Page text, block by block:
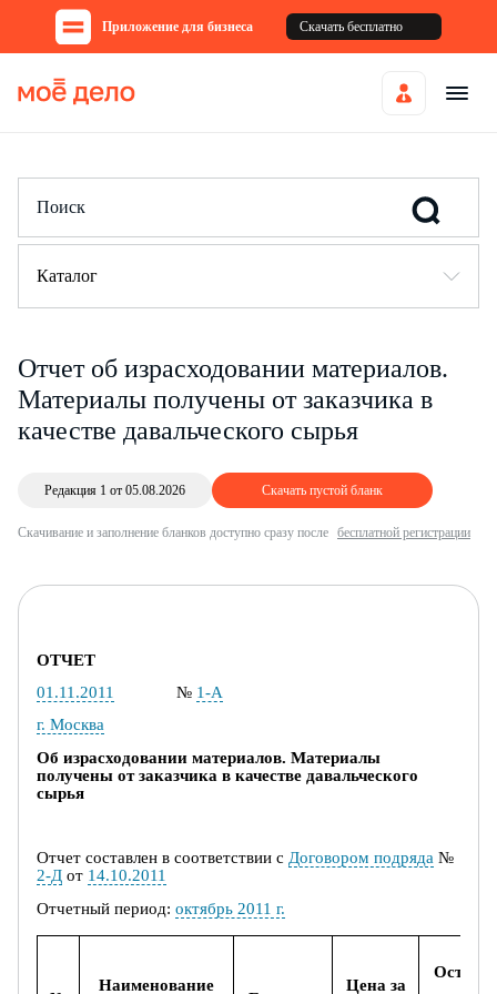
Приложение для бизнеса Скачать бесплатно
Каталог
Отчет об израсходовании материалов.
Материалы получены от заказчика в
качестве давальческого сырья
Редакция 1 от 05.08.2026 Скачать пустой бланк
Скачивание и заполнение бланков доступно сразу после бесплатной регистрации
ОТЧЕТ
01.11.2011
№ 1-А
г. Москва
Об израсходовании материалов. Материалы
получены от заказчика в качестве давальческого
сырья
Отчет составлен в соответствии с Договором подряда №
2-Д от 14.10.2011
Отчетный период: октябрь 2011 г.
Наименование
Цена за